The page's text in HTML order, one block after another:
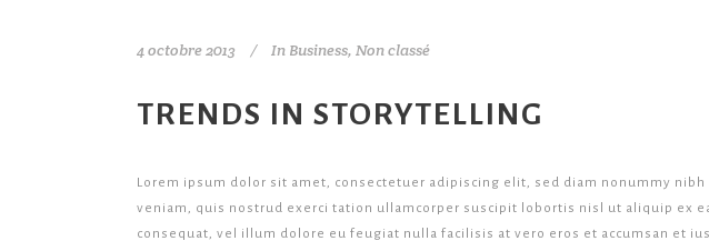
4 octobre 2013 In Business, Non classé
TRENDS IN STORYTELLING
Lorem ipsum dolor sit amet, consectetuer adipiscing elit, sed diam nonummy
veniam, quis nostrud exerci tation ullamcorper suscipit lobortis nisl ut aliquip ex
consequat, vel illum dolore eu feugiat nulla facilisis at vero eros et accumsan et